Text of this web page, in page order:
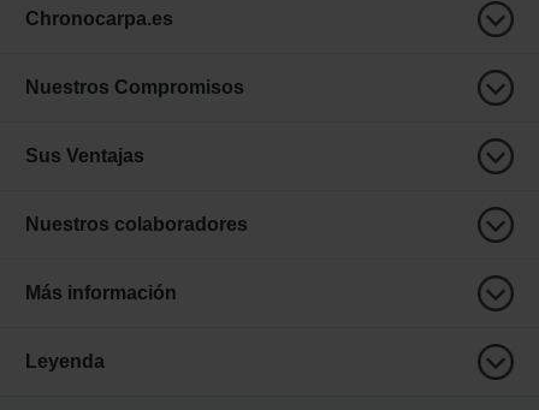
Chronocarpa.es
Nuestros Compromisos
Sus Ventajas
Nuestros colaboradores
Más información
Leyenda